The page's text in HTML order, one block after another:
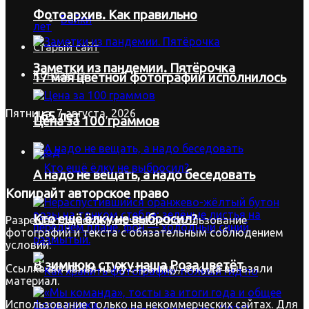
Байки
Старый сайт
Контакты
Пятница, 7 августа, 2026
Вход
Фотоархив. Как правильно
Заметки из пандемии. Пятёрочка
Цена за 100 граммов
А надо не вещать, а надо беседовать
В зимнюю стужу наша Роза цветёт
17 мая цветной фотографии исполнилось
165 лет
Кто ещё ёлку не выбросил?
Копирайт авторское право
Разрешается некоммерческое использование
фотографий и текста с обязательным соблюдением
условий:
Ссылка активная на ту страницу, откуда вы взяли
материал.
Использование только на некоммерческих сайтах. Для